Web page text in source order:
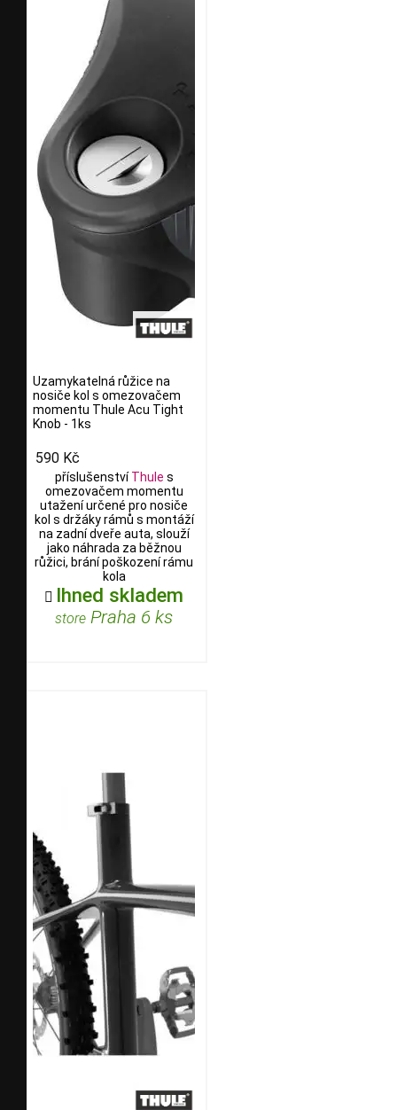
Uzamykatelná růžice na
nosiče kol s omezovačem
momentu Thule Acu Tight
Knob - 1ks
590 Kč
příslušenstvíThule s
omezovačem momentu
utažení určené pro nosiče
kol s držáky rámů s montáží
na zadní dveře auta, slouží
jako náhrada za běžnou
růžici, brání poškození rámu
kola
 Ihned skladem
store Praha 6 ks